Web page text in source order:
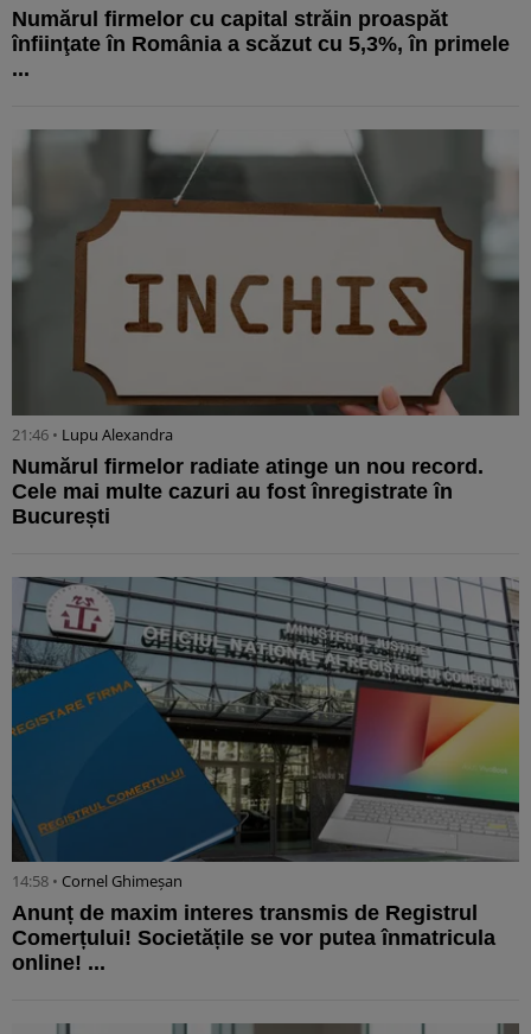
Numărul firmelor cu capital străin proaspăt
înfiinţate în România a scăzut cu 5,3%, în primele
...
21:46 • Lupu Alexandra
Numărul firmelor radiate atinge un nou record.
Cele mai multe cazuri au fost înregistrate în
București
14:58 • Cornel Ghimeșan
Anunț de maxim interes transmis de Registrul
Comerțului! Societățile se vor putea înmatricula
online! ...